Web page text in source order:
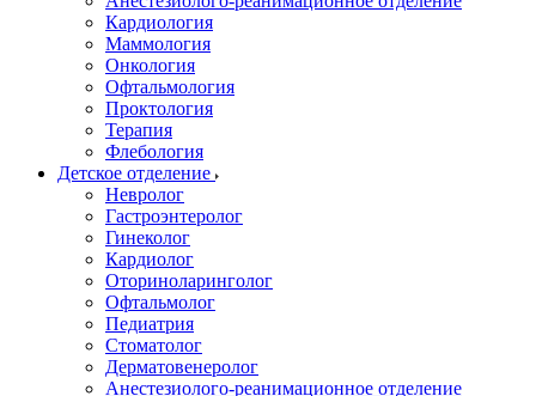
Кардиология
Маммология
Онкология
Офтальмология
Проктология
Терапия
Флебология
Детское отделение
Невролог
Гастроэнтеролог
Гинеколог
Кардиолог
Оториноларинголог
Офтальмолог
Педиатрия
Стоматолог
Дерматовенеролог
Анестезиолого-реанимационное отделение